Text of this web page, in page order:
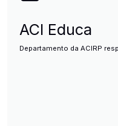
ACI Educa
Departamento da ACIRP